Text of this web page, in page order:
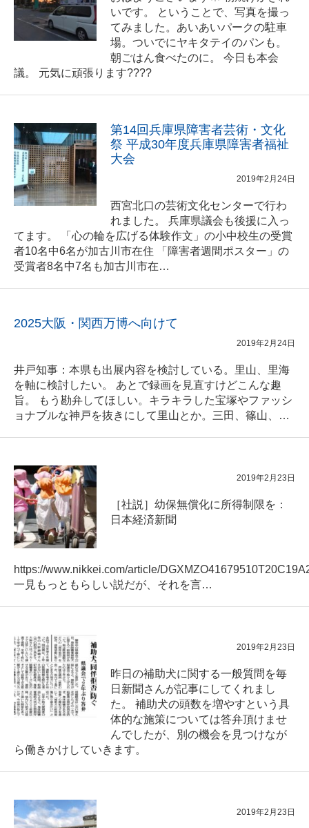
いです。 ということで、写真を撮っ
てみました。あいあいパークの駐車
場。ついでにヤキタテイのパンも。
朝ごはん食べたのに。 今日も本会
議。 元気に頑張ります????
第14回兵庫県障害者芸術・文化
祭 平成30年度兵庫県障害者福祉
大会
2019年2月24日
西宮北口の芸術文化センターで行わ
れました。 兵庫県議会も後援に入っ
てます。 「心の輪を広げる体験作文」の小中校生の受賞
者10名中6名が加古川市在住 「障害者週間ポスター」の
受賞者8名中7名も加古川市在…
2025大阪・関西万博へ向けて
2019年2月24日
井戸知事：本県も出展内容を検討している。里山、里海
を軸に検討したい。 あとで録画を見直すけどこんな趣
旨。 もう勘弁してほしい。キラキラした宝塚やファッシ
ョナブルな神戸を抜きにして里山とか。三田、篠山、…
2019年2月23日
［社説］幼保無償化に所得制限を：
日本経済新聞
https://www.nikkei.com/article/
一見もっともらしい説だが、それを言…
2019年2月23日
昨日の補助犬に関する一般質問を毎
日新聞さんが記事にしてくれまし
た。 補助犬の頭数を増やすという具
体的な施策については答弁頂けませ
んでしたが、別の機会を見つけなが
ら働きかけしていきます。
2019年2月23日